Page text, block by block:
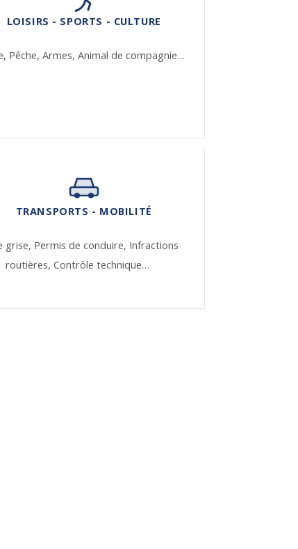
LOISIRS - SPORTS - CULTURE
Pêche, Armes, Animal de compagnie…
TRANSPORTS - MOBILITÉ
grise, Permis de conduire, Infractions
routières,Contrôle technique…